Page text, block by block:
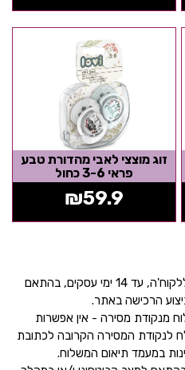
זוג מוצצי לאבי מהדורת טבע
פראי 3-6 כחול
₪59.9
1. החברה תדאג לאספקת המוצר ללקוח'ה, עד 14 ימי עסקים, בהתאם
הרכישה באתר.
מנקודת מסירה - אין אפשרות
לנקודת המסירה הקרובה לכתובת
במעמד תיאום המשלוח.